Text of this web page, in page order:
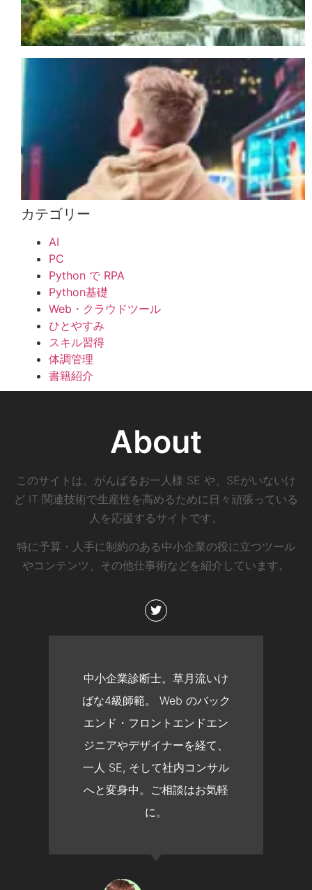
カテゴリー
AI
PC
Python で RPA
Python基礎
Web・クラウドツール
ひとやすみ
スキル習得
体調管理
書籍紹介
About
このサイトは、がんばるお一人様 SE や、SEがいないけ
ど IT 関連技術で生産性を高めるために日々頑張っている
人を応援するサイトです。
特に予算・人手に制約のある中小企業の役に立つツール
やコンテンツ、その他仕事術などを紹介しています。
中小企業診断士。草月流いけ
ばな4級師範。 Web のバック
エンド・フロントエンドエン
ジニアやデザイナーを経て、
一人 SE, そして社内コンサル
へと変身中。ご相談はお気軽
に。